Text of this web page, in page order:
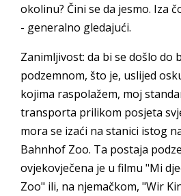
okolinu? Čini se da jesmo. Iza
- generalno gledajući.
Zanimljivost: da bi se došlo do
podzemnom, što je, uslijed
kojima raspolažem, moj
transporta prilikom posjeta
mora se izaći na stanici istog
Bahnhof Zoo. Ta postaja
ovjekovječena je u filmu "Mi
Zoo" ili, na njemačkom, "Wir